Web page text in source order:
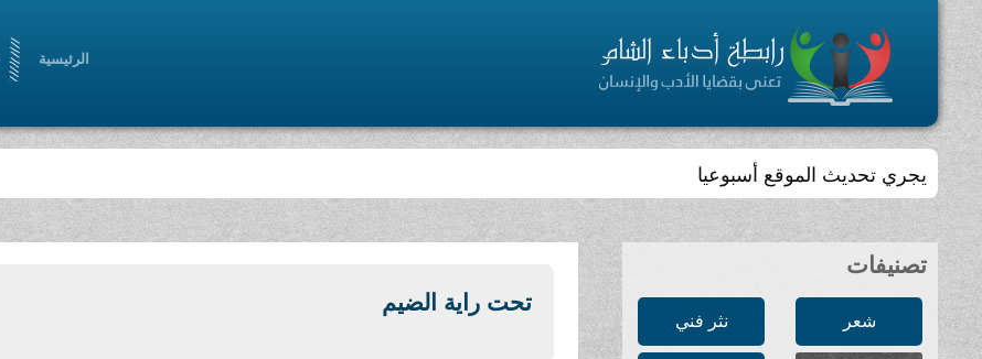
الرئيسية
يجري تحديث الموقع أسبوعيا
تصنيفات
شعر نثر فني
تحت راية الضيم